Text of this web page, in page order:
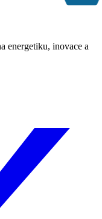
energetiku, inovace a